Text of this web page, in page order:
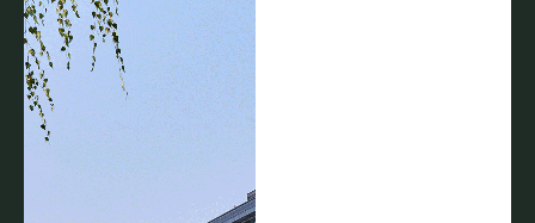
Naplánujte si oběd na čerstvém vzduchu nebo jen chvíli
odpočinku mimo kancelář. Piknikovou deku a košík si můžete
zapůjčit samostatně nebo společně – a vyrazit na své oblíbené
místo v areálu.
Více informací